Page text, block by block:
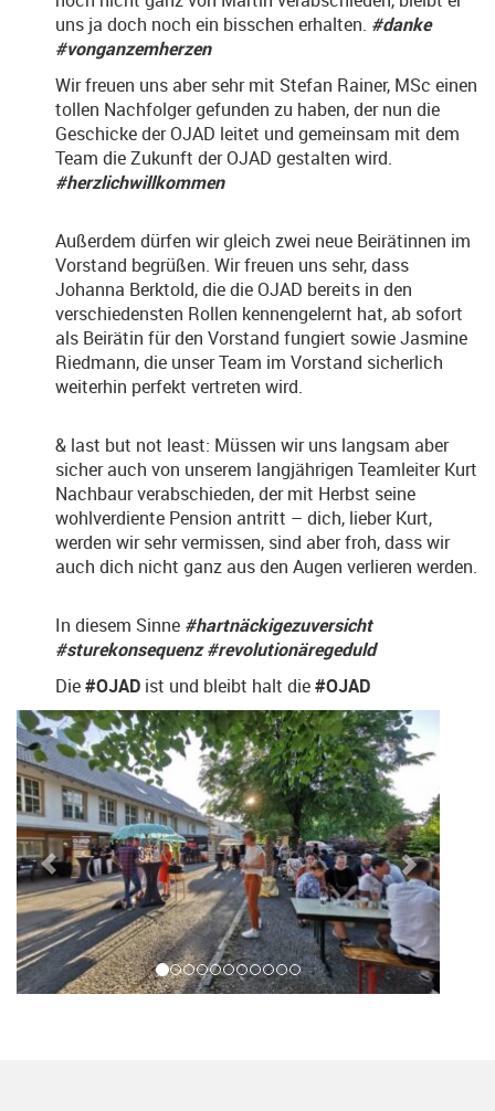
uns ja doch noch ein bisschen erhalten. #danke
#vonganzemherzen
Wir freuen uns aber sehr mit Stefan Rainer, MSc einen
tollen Nachfolger gefunden zu haben, der nun die
Geschicke der OJAD leitet und gemeinsam mit dem
Team die Zukunft der OJAD gestalten wird.
#herzlichwillkommen
Außerdem dürfen wir gleich zwei neue Beirätinnen im
Vorstand begrüßen. Wir freuen uns sehr, dass
Johanna Berktold, die die OJAD bereits in den
verschiedensten Rollen kennengelernt hat, ab sofort
als Beirätin für den Vorstand fungiert sowie Jasmine
Riedmann, die unser Team im Vorstand sicherlich
weiterhin perfekt vertreten wird.
& last but not least: Müssen wir uns langsam aber
sicher auch von unserem langjährigen Teamleiter Kurt
Nachbaur verabschieden, der mit Herbst seine
wohlverdiente Pension antritt – dich, lieber Kurt,
werden wir sehr vermissen, sind aber froh, dass wir
auch dich nicht ganz aus den Augen verlieren werden.
In diesem Sinne #hartnäckigezuversicht
#sturekonsequenz #revolutionäregeduld
Die#OJAD ist und bleibt halt die#OJAD